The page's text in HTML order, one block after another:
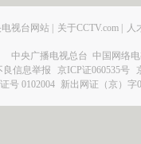
视台网站 关于CCTV.com 人
中央广播电视总台 中国网络
良信息举报
京ICP证060535号
号 0102004 新出网证（京）